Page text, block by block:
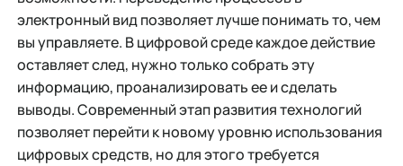
электронный вид позволяет лучше понимать то, чем
вы управляете. В цифровой среде каждое действие
оставляет след, нужно только собрать эту
информацию, проанализировать ее и сделать
выводы. Современный этап развития технологий
позволяет перейти к новому уровню использования
цифровых средств, но для этого требуется